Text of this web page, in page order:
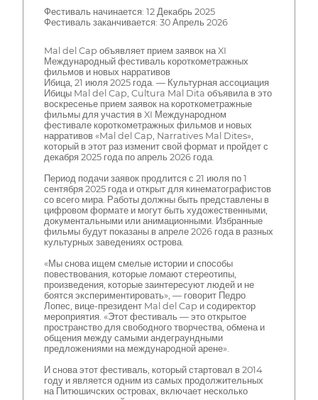
Фестиваль начинается: 12 Декабрь 2025
Фестиваль заканчивается: 30 Апрель 2026
Mal del Cap объявляет прием заявок на XI
Международный фестиваль короткометражных
фильмов и новых нарративов
Ибица, 21 июля 2025 года. — Культурная ассоциация
Ибицы Mal del Cap, Cultura Mal Dita объявила в это
воскресенье прием заявок на короткометражные
фильмы для участия в XI Международном
фестивале короткометражных фильмов и новых
нарративов «Mal del Cap, Narratives Mal Dites»,
который в этот раз изменит свой формат и пройдет с
декабря 2025 года по апрель 2026 года.
Период подачи заявок продлится с 21 июля по 1
сентября 2025 года и открыт для кинематографистов
со всего мира. Работы должны быть представлены в
цифровом формате и могут быть художественными,
документальными или анимационными. Избранные
фильмы будут показаны в апреле 2026 года в разных
культурных заведениях острова.
«Мы снова ищем смелые истории и способы
повествования, которые ломают стереотипы,
произведения, которые заинтересуют людей и не
боятся экспериментировать», — говорит Педро
Лопес, вице-президент Mal del Cap и содиректор
мероприятия. «Этот фестиваль — это открытое
пространство для свободного творчества, обмена и
общения между самыми андеграундными
предложениями на международной арене».
И снова этот фестиваль, который стартовал в 2014
году и является одним из самых продолжительных
на Питюшичских островах, включает несколько